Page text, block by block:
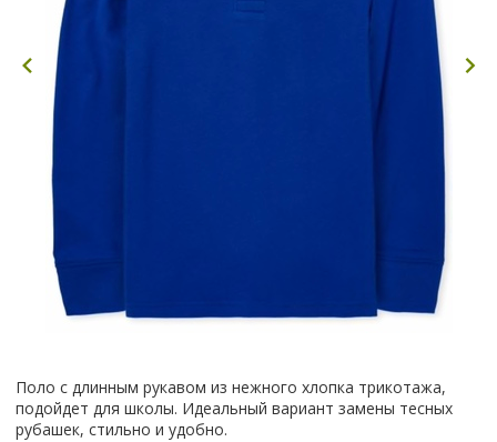
Поло с длинным рукавом из нежного хлопка трикотажа,
подойдет для школы. Идеальный вариант замены тесных
рубашек, стильно и удобно.